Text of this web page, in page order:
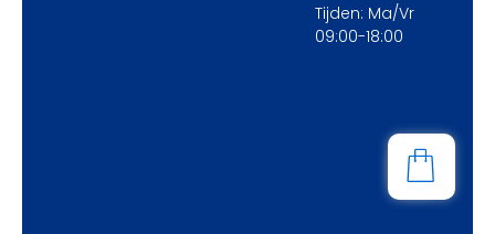
Tijden: Ma/Vr
09:00-18:00